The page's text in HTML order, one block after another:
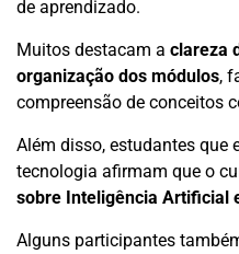
de aprendizado.
Muitos destacam a clareza
organização dos módulos,
compreensão de conceitos
Além disso, estudantes que
tecnologia afirmam que o
sobre Inteligência Artificial
Alguns participantes